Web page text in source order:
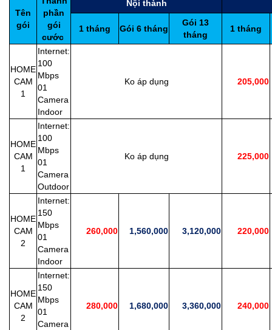
Tên
gói
phần
gói
cước
Nội thành
1 tháng Gói 6 tháng
Gói 13
tháng
1 tháng
HOME
CAM
1
Internet:
100
Mbps
01
Camera
Indoor
Ko áp dụng 205,000
HOME
CAM
1
Internet:
100
Mbps
01
Camera
Outdoor
Ko áp dụng 225,000
HOME
CAM
2
Internet:
150
Mbps
01
Camera
Indoor
260,000 1,560,000 3,120,000 220,000
HOME
CAM
2
Internet:
150
Mbps
01
Camera
280,000 1,680,000 3,360,000 240,000